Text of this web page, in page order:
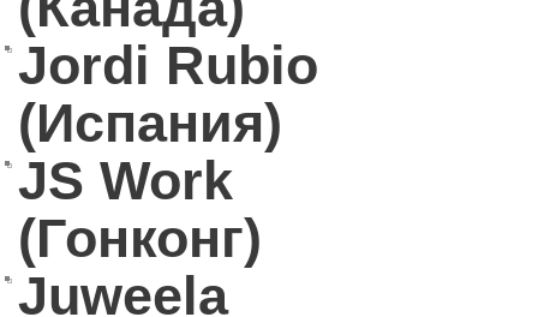
Jordi Rubio
(Испания)
JS Work
(Гонконг)
Juweela